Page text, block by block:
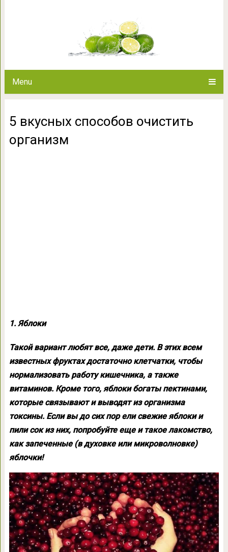
Menu
5 вкусных способов очистить
организм
1. Яблоки
Такой вариант любят все, даже дети. В этих всем
известных фруктах достаточно клетчатки, чтобы
нормализовать работу кишечника, а также
витаминов. Кроме того, яблоки богаты пектинами,
которые связывают и выводят из организма
токсины. Если вы до сих пор ели свежие яблоки и
пили сок из них, попробуйте еще и такое лакомство,
как запеченные (в духовке или микроволновке)
яблочки!